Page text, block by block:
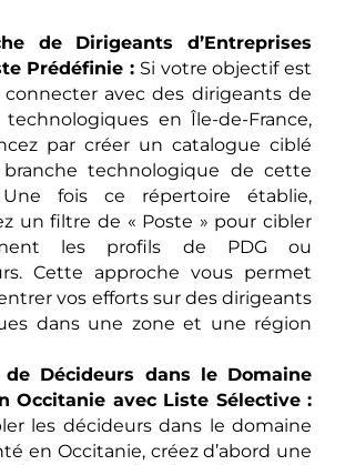
de Dirigeants d’Entreprises
Prédéfinie : Si votre objectif est
avec des dirigeants de
technologiques en Île-de-France,
par créer un catalogue ciblé
technologique de cette
Une fois ce répertoire établie,
un filtre de « Poste » pour cibler
les profils de PDG ou
Cette approche vous permet
vos efforts sur des dirigeants
dans une zone et une région
de Décideurs dans le Domaine
Occitanie avec Liste Sélective :
les décideurs dans le domaine
en Occitanie, créez d’abord une